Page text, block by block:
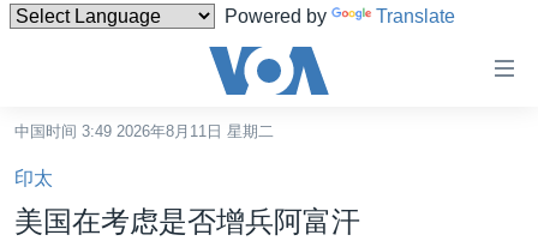
Powered by Translate
碍
链
接
跳
中国时间 3:49 2026年8月11日 星期二
印太
美国在考虑是否增兵阿富汗